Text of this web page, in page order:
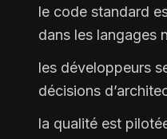
le code standard
dans les langages
les développeurs
décisions
la qualité est